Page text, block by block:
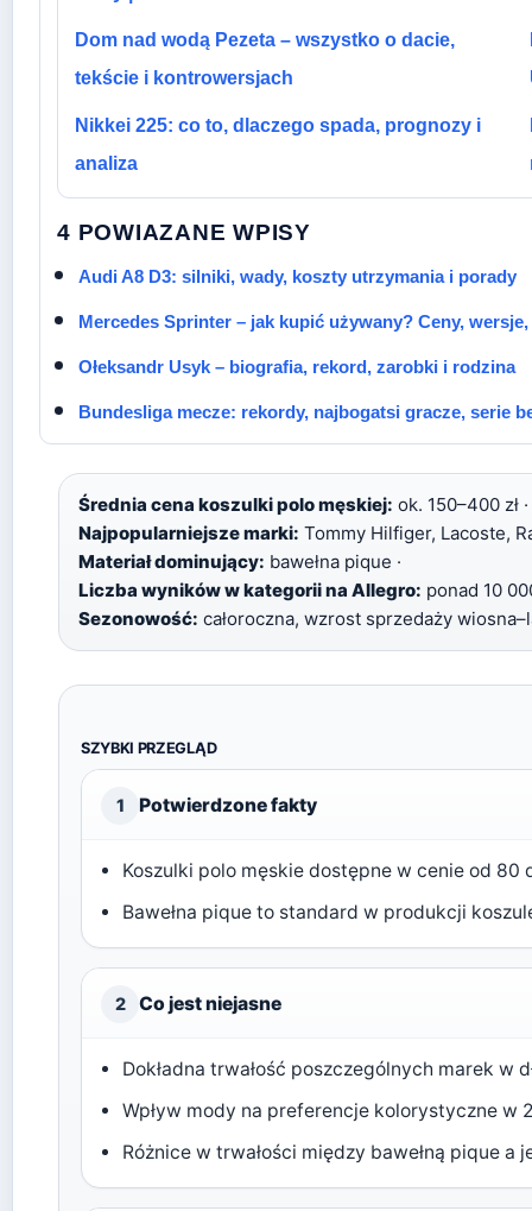
Dom nad wodą Pezeta – wszystko o dacie,
tekście i kontrowersjach
Nikkei 225: co to, dlaczego spada, prognozy i
analiza
4 POWIAZANE WPISY
Audi A8 D3: silniki, wady, koszty utrzymania i porady
Mercedes Sprinter – jak kupić używany? Ceny,
Ołeksandr Usyk – biografia, rekord, zarobki i rodzina
Bundesliga mecze: rekordy, najbogatsi gracze, serie
Średnia cena koszulki polo męskiej: ok. 150–400 zł ·
Najpopularniejsze marki: Tommy Hilfiger, Lacoste,
Materiał dominujący: bawełna pique ·
Liczba wyników w kategorii na Allegro: ponad 10
Sezonowość: całoroczna, wzrost sprzedaży
SZYBKI PRZEGLĄD
1 Potwierdzone fakty
Koszulki polo męskie dostępne w cenie od 80
Bawełna pique to standard w produkcji
2 Co jest niejasne
Dokładna trwałość poszczególnych marek w
Wpływ mody na preferencje kolorystyczne w
Różnice w trwałości między bawełną pique